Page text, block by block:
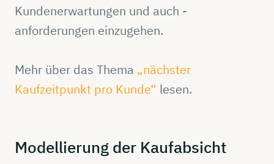
Kundenerwartungen und auch -
anforderungen einzugehen.
Mehr über das Thema „nächster
Kaufzeitpunkt pro Kunde“ lesen.
Modellierung der Kaufabsicht